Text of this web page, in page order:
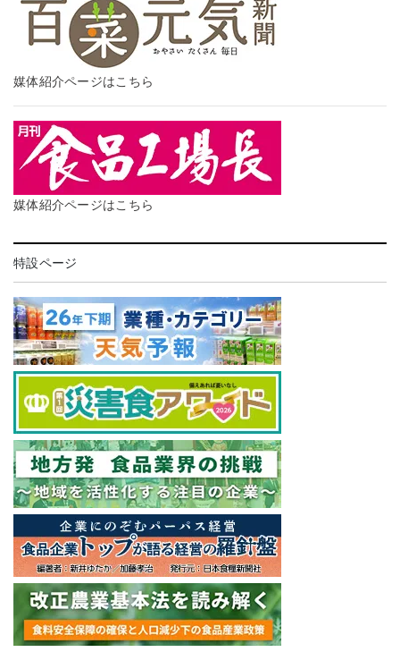
媒体紹介ページはこちら
媒体紹介ページはこちら
特設ページ